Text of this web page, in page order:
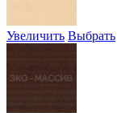
Увеличить Выбрать